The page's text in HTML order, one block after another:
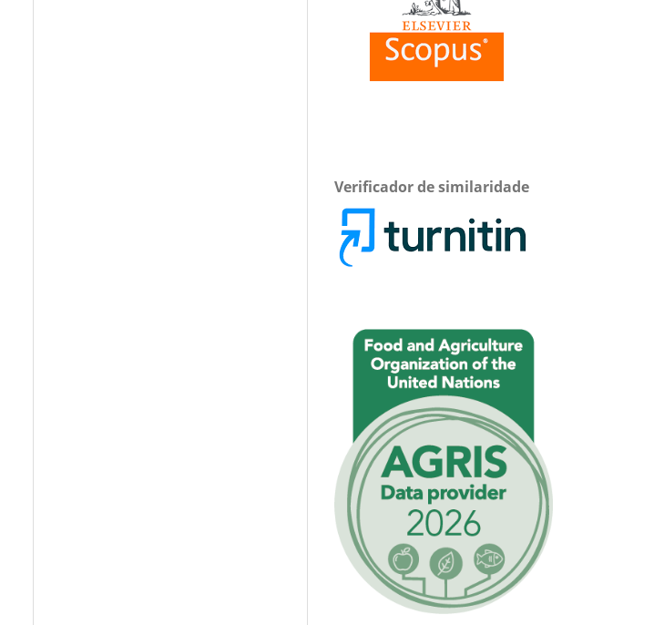
Verificador de similaridade